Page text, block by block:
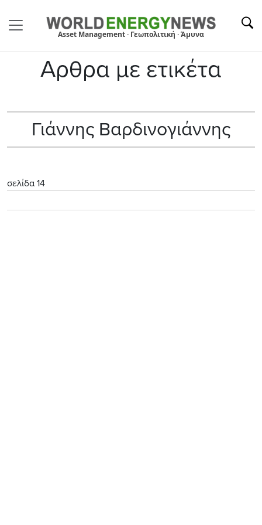
Asset Management · Γεωπολιτική · Άμυνα
Αρθρα με ετικέτα
Γιάννης Βαρδινογιάννης
σελίδα 14